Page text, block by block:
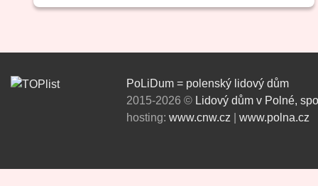
PoLiDum = polenský lidový dům
2015-2026 © Lidový dům v Polné,
hosting:www.cnw.cz |www.polna.cz